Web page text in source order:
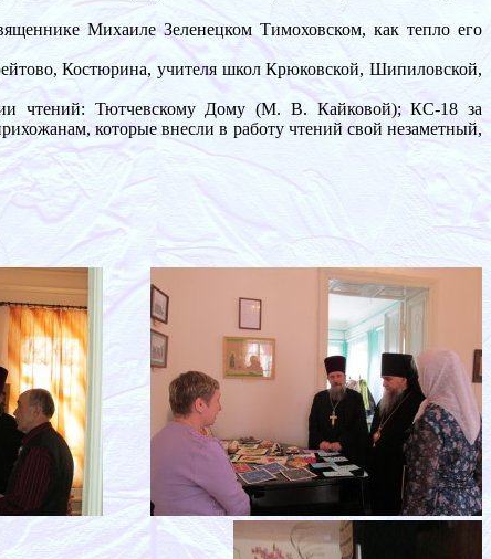
Михаиле Зеленецком Тимоховском, как тепло его
Костюрина, учителя школ Крюковской, Шипиловской,
чтений: Тютчевскому Дому (М. В. Кайковой); КС-18 за
которые внесли в работу чтений свой незаметный,